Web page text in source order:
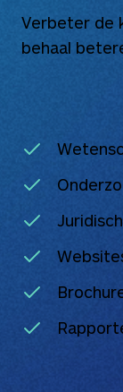
Verbeter de
behaal